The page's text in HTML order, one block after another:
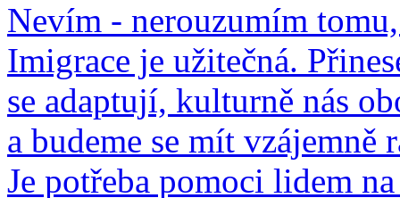
Nevím - nerouzumím
Imigrace je užitečná.
se adaptují, kulturně nás
a budeme se mít vzájemně
Je potřeba pomoci lidem